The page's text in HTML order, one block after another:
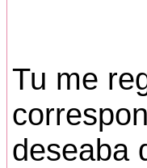
Tu me
deseaba